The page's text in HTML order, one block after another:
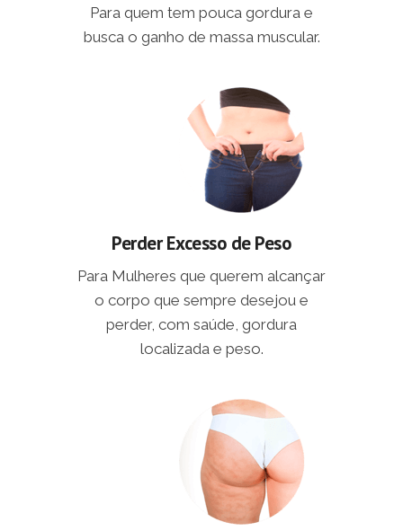
Para quem tem pouca gordura e
busca o ganho de massa muscular.
Perder Excesso de Peso
Para Mulheres que querem alcançar
o corpo que sempre desejou e
perder, com saúde, gordura
localizada e peso.